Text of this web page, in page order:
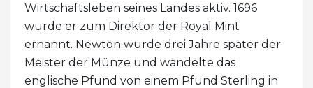
Wirtschaftsleben seines Landes aktiv. 1696
wurde er zum Direktor der Royal Mint
ernannt. Newton wurde drei Jahre später der
Meister der Münze und wandelte das
englische Pfund von einem Pfund Sterling in